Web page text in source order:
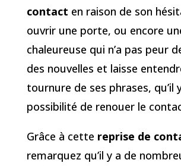
contact en raison de son
ouvrir une porte, ou encore
chaleureuse qui n’a pas peur
des nouvelles et laisse
tournure de ses phrases, qu’il
possibilité de renouer le
Grâce à cette reprise de
remarquez qu’il y a de